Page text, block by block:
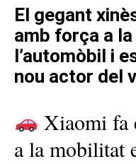
El gegant
amb força a
l’automòbil i
nou actor del
Xiaomi fa
a la mobilitat